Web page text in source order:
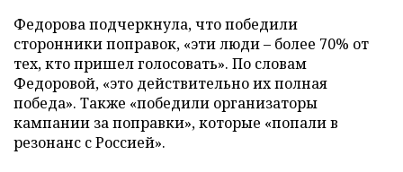
Федорова подчеркнула, что победили
сторонники поправок, «эти люди – более 70% от
тех, кто пришел голосовать». По словам
Федоровой, «это действительно их полная
победа». Также «победили организаторы
кампании за поправки», которые «попали в
резонанс с Россией».